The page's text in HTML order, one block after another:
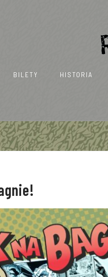
BILETY HISTORIA